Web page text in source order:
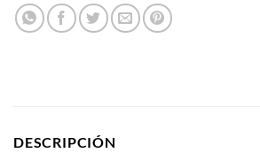
DESCRIPCIÓN